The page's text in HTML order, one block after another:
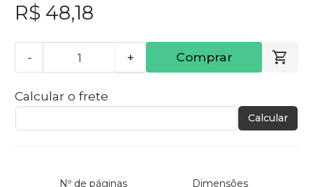
R$ 48,18
- + Comprar
Calcular o frete
Calcular
Nº de páginas Dimensões